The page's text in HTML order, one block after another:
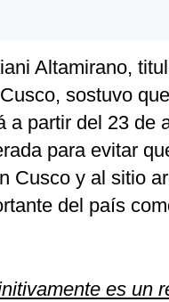
Altamirano,
sostuvo
a partir del 23 de
para evitar
Cusco y al sitio
del país
es un